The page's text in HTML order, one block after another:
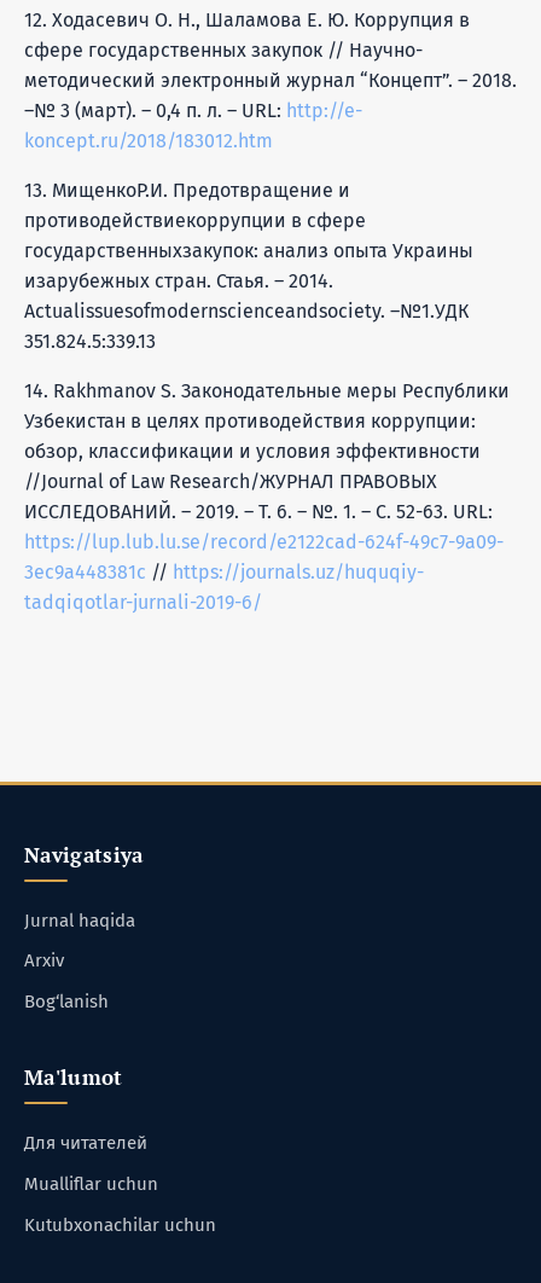
12. Ходасевич О. Н., Шаламова Е. Ю. Коррупция в
сфере государственных закупок // Научно-
методический электронный журнал “Концепт”. – 2018.
–№ 3 (март). – 0,4 п. л. – URL: http://e-
koncept.ru/2018/183012.htm
13. МищенкоР.И. Предотвращение и
противодействиекоррупции в сфере
государственныхзакупок: анализ опыта Украины
изарубежных стран. Стаья. – 2014.
Аctualissuesofmodernscienceandsociety. –№1.УДК
351.824.5:339.13
14. Rakhmanov S. Законодательные меры Республики
Узбекистан в целях противодействия коррупции:
обзор, классификации и условия эффективности
//Journal of Law Research/ЖУРНАЛ ПРАВОВЫХ
ИССЛЕДОВАНИЙ. – 2019. – Т. 6. – №. 1. – С. 52-63. URL:
https://lup.lub.lu.se/record/e2122cad-624f-49c7-9a09-
3ec9a448381c // https://journals.uz/huquqiy-
tadqiqotlar-jurnali-2019-6/
Navigatsiya
Jurnal haqida
Arxiv
Bog‘lanish
Ma'lumot
Для читателей
Mualliflar uchun
Kutubxonachilar uchun